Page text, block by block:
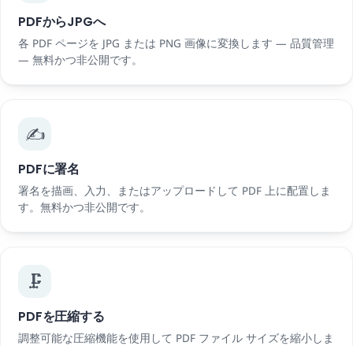
PDFからJPGへ
各 PDF ページを JPG または PNG 画像に変換します — 品質管理
— 無料かつ非公開です。
✍️
PDFに署名
署名を描画、入力、またはアップロードして PDF 上に配置しま
す。無料かつ非公開です。
🗜️
PDFを圧縮する
調整可能な圧縮機能を使用して PDF ファイル サイズを縮小しま